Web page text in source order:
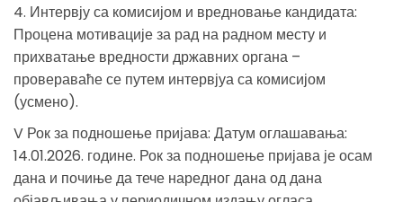
4. Интервју са комисијом и вредновање кандидата:
Процена мотивације за рад на радном месту и
прихватање вредности државних органа –
провераваће се путем интервјуа са комисијом
(усмено).
V Рок за подношење пријава: Датум оглашавања:
14.01.2026. године. Рок за подношење пријава је осам
дана и почиње да тече наредног дана од дана